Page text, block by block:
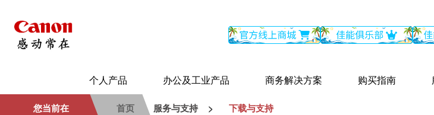
个人产品 办公及工业产品 商务解决方案 购买指南
您当前在 首页 服务与支持 > 下载与支持